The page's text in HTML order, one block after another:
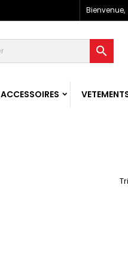
Bienvenue,

ACCESSOIRES